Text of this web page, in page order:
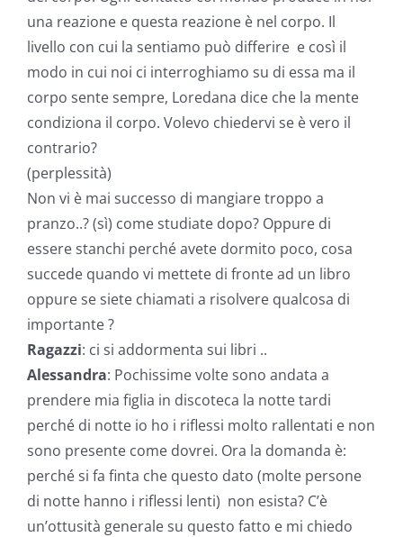
una reazione e questa reazione è nel corpo. Il
livello con cui la sentiamo può differire e così il
modo in cui noi ci interroghiamo su di essa ma il
corpo sente sempre, Loredana dice che la mente
condiziona il corpo. Volevo chiedervi se è vero il
contrario?
(perplessità)
Non vi è mai successo di mangiare troppo a
pranzo..? (sì) come studiate dopo? Oppure di
essere stanchi perché avete dormito poco, cosa
succede quando vi mettete di fronte ad un libro
oppure se siete chiamati a risolvere qualcosa di
importante ?
Ragazzi: ci si addormenta sui libri ..
Alessandra: Pochissime volte sono andata a
prendere mia figlia in discoteca la notte tardi
perché di notte io ho i riflessi molto rallentati e non
sono presente come dovrei. Ora la domanda è:
perché si fa finta che questo dato (molte persone
di notte hanno i riflessi lenti) non esista? C’è
un’ottusità generale su questo fatto e mi chiedo